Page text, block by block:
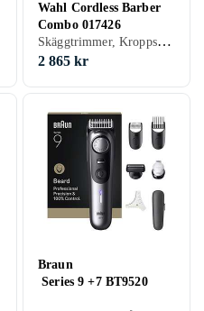
Wahl Cordless Barber
Combo 017426
Skäggtrimmer, Kroppshår, Hårklippare, Batteridrift
2 865 kr
Braun
Series 9 +7 BT9520